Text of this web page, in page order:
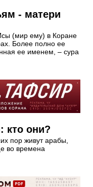
- матери
(мир ему) в Коране
Более полно ее
ее именем, – сура
кто они?
пор живут арабы,
во времена